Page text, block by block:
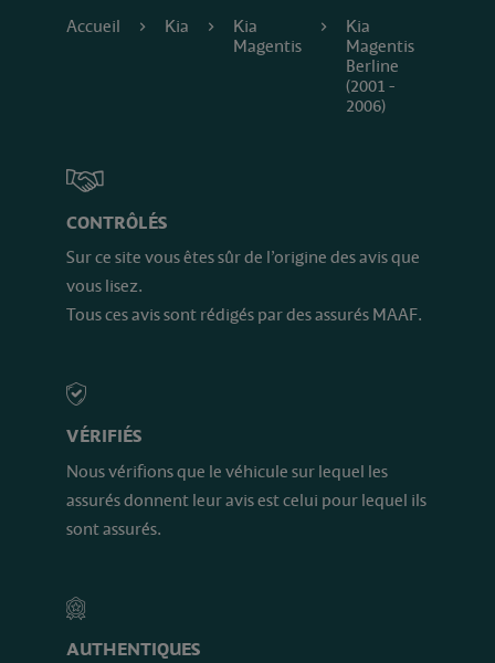
Accueil Kia
Kia
Magentis
Kia
Magentis
Berline
(2001 -
2006)
CONTRÔLÉS
Sur ce site vous êtes sûr de l’origine des avis que
vous lisez.
Tous ces avis sont rédigés par des assurés MAAF.
VÉRIFIÉS
Nous vérifions que le véhicule sur lequel les
assurés donnent leur avis est celui pour lequel ils
sont assurés.
AUTHENTIQUES